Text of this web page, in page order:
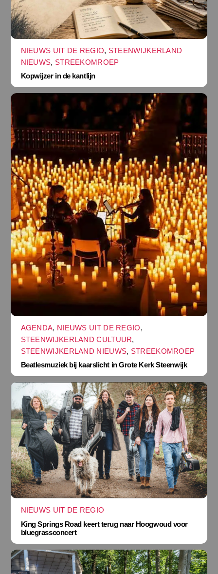
NIEUWS UIT DE REGIO, STEENWIJKERLAND
NIEUWS, STREEKOMROEP
Kopwijzer in de kantlijn
AGENDA, NIEUWS UIT DE REGIO,
STEENWIJKERLAND CULTUUR,
STEENWIJKERLAND NIEUWS, STREEKOMROEP
Beatlesmuziek bij kaarslicht in Grote Kerk Steenwijk
NIEUWS UIT DE REGIO
King Springs Road keert terug naar Hoogwoud voor
bluegrassconcert